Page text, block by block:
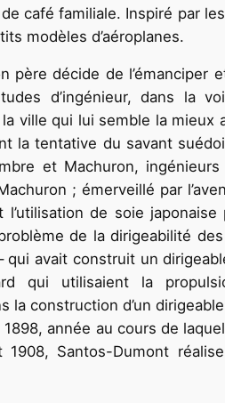
café familiale. Inspiré par
modèles d’aéroplanes.
père décide de l’émanciper
d’ingénieur, dans la
ville qui lui semble la mieux
la tentative du savant
et Machuron,
; émerveillé par
l’utilisation de soie
de la dirigeabilité
qui avait construit un
qui utilisaient la
la construction d’un
année au cours de
1908, Santos-Dumont